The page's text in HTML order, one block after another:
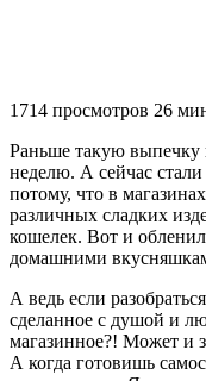
1714 просмотров 26
Раньше такую выпечку
неделю. А сейчас стали
потому, что в
различных сладких
кошелек. Вот и
домашними
А ведь если
сделанное с душой и
магазинное?! Может и
А когда готовишь